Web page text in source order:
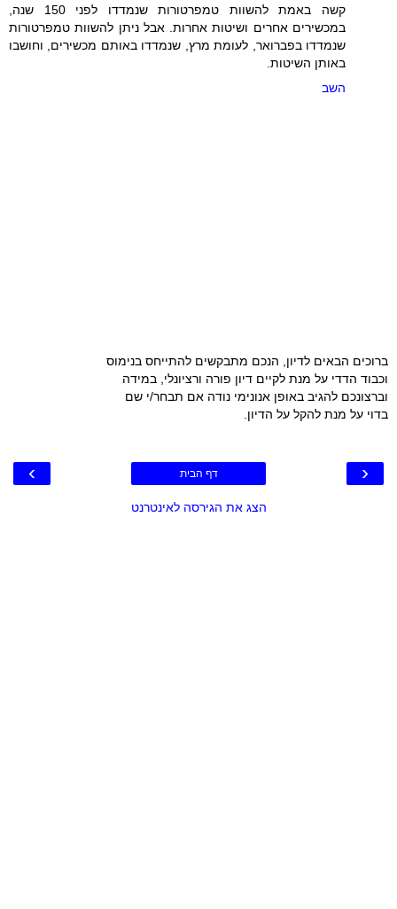
קשה באמת להשוות טמפרטורות שנמדדו לפני 150 שנה,
במכשירים אחרים ושיטות אחרות. אבל ניתן להשוות טמפרטורות
שנמדדו בפברואר, לעומת מרץ, שנמדדו באותם מכשירים, וחושבו
באותן השיטות.
השב
ברוכים הבאים לדיון, הנכם מתבקשים להתייחס בנימוס
וכבוד הדדי על מנת לקיים דיון פורה ורציונלי, במידה
וברצונכם להגיב באופן אנונימי נודה אם תבחר/י שם
בדוי על מנת להקל על הדיון.
‹
› דף הבית
הצג את הגירסה לאינטרנט